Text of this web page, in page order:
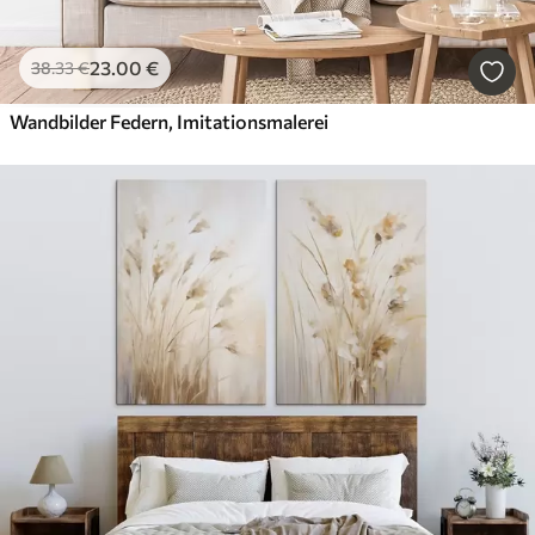
38.33€23.00 €
Wandbilder Federn, Imitationsmalerei